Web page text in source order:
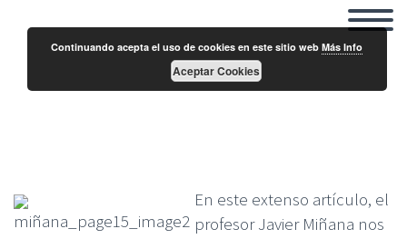
TAI CHI – CHI KUNG Y SISTEMA MIOFASCIAL
En este extenso artículo, el
profesor Javier Miñana nos
Continuando acepta el uso de cookies en este sitio webMás Info
Aceptar Cookies